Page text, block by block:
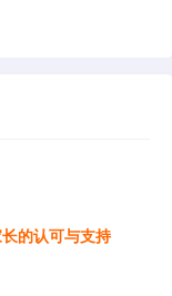
的认可与支持